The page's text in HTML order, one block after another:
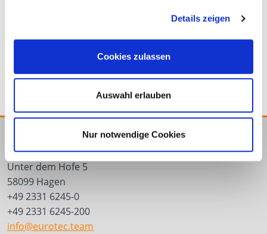
Details zeigen
Cookies zulassen
Auswahl erlauben
Nur notwendige Cookies
Unter dem Hofe 5
58099 Hagen
+49 2331 6245-0
+49 2331 6245-200
info@eurotec.team